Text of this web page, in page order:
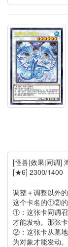
[怪兽|效果|同调]
[★6] 2300/1400
调整＋调整以外
这个卡名的①②的
①：这张卡同调
才能发动。那张卡
②：这张卡从墓
为对象才能发动